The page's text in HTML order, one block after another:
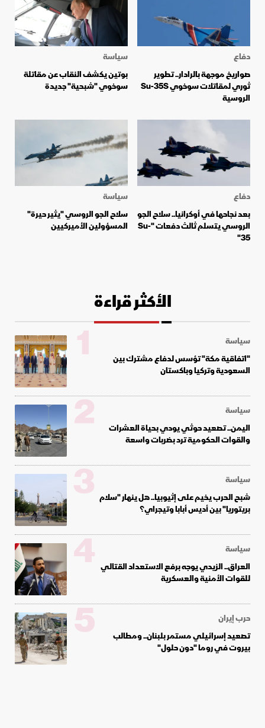
دفاع
صواريخ موجهة بالرادار.. تطوير
ثوري لمقاتلات سوخوي Su-35S
الروسية
سياسة
بوتين يكشف النقاب عن مقاتلة
سوخوي "شبحية" جديدة
دفاع
بعد نجاحها في أوكرانيا.. سلاح الجو
الروسي يتسلم ثالث دفعات "Su-
35"
سياسة
سلاح الجو الروسي "يثير حيرة"
المسؤولين الأميركيين
الأكثر قراءة
سياسة
"اتفاقية مكة" تؤسس لدفاع مشترك بين
السعودية وتركيا وباكستان
1
سياسة
اليمن.. تصعيد حوثي يودي بحياة العشرات
والقوات الحكومية ترد بضربات واسعة
2
سياسة
شبح الحرب يخيم على إثيوبيا.. هل ينهار "سلام
بريتوريا" بين أديس أبابا وتيجراي؟
3
سياسة
العراق.. الزيدي يوجه برفع الاستعداد القتالي
للقوات الأمنية والعسكرية
4
حرب إيران
تصعيد إسرائيلي مستمر بلبنان.. ومطالب
بيروت في روما "دون حلول"
5